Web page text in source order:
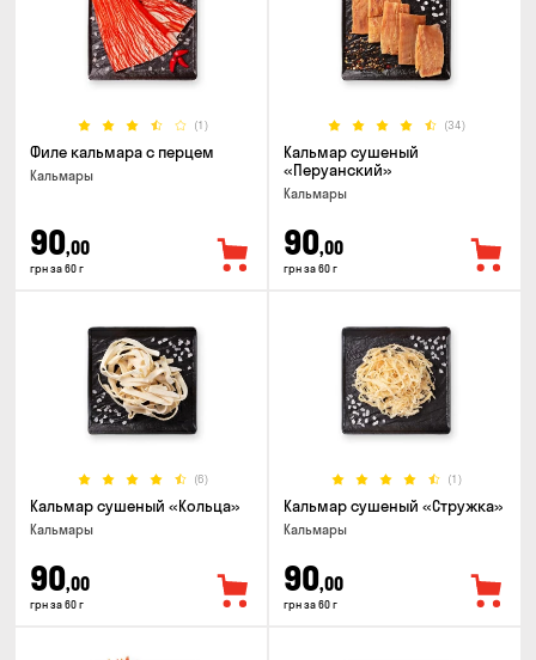
(1)
Филе кальмара с перцем
Кальмары
90,00
грн за 60 г
(34)
Кальмар сушеный
«Перуанский»
Кальмары
90,00
грн за 60 г
(6)
Кальмар сушеный «Кольца»
Кальмары
90,00
грн за 60 г
(1)
Кальмар сушеный «Стружка»
Кальмары
90,00
грн за 60 г